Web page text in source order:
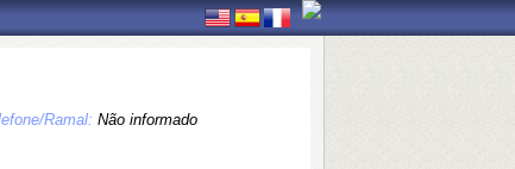
Ramal: Não informado